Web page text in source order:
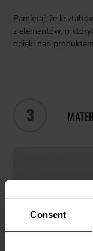
Consent
Pamiętaj, że
z elementów, o
opieki nad
3